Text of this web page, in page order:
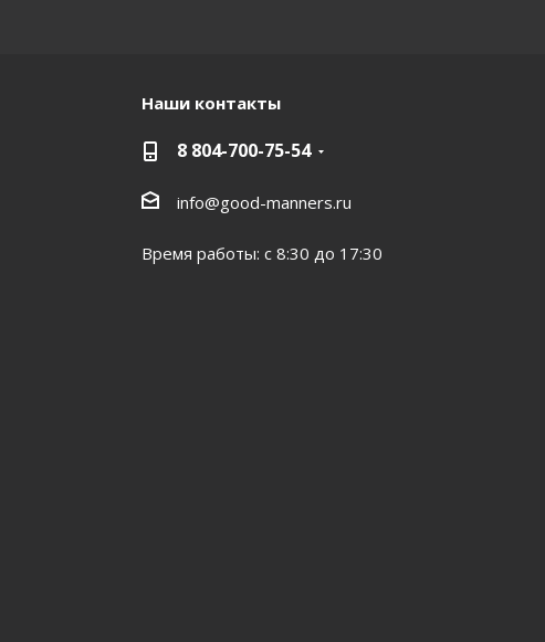
Наши контакты
8 804-700-75-54
info@good-manners.ru
Время работы: с 8:30 до 17:30